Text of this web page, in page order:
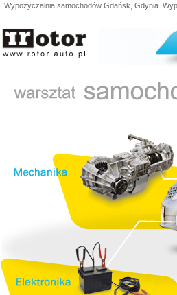
Wypożyczalnia samochodów Gdańsk, Gdynia.